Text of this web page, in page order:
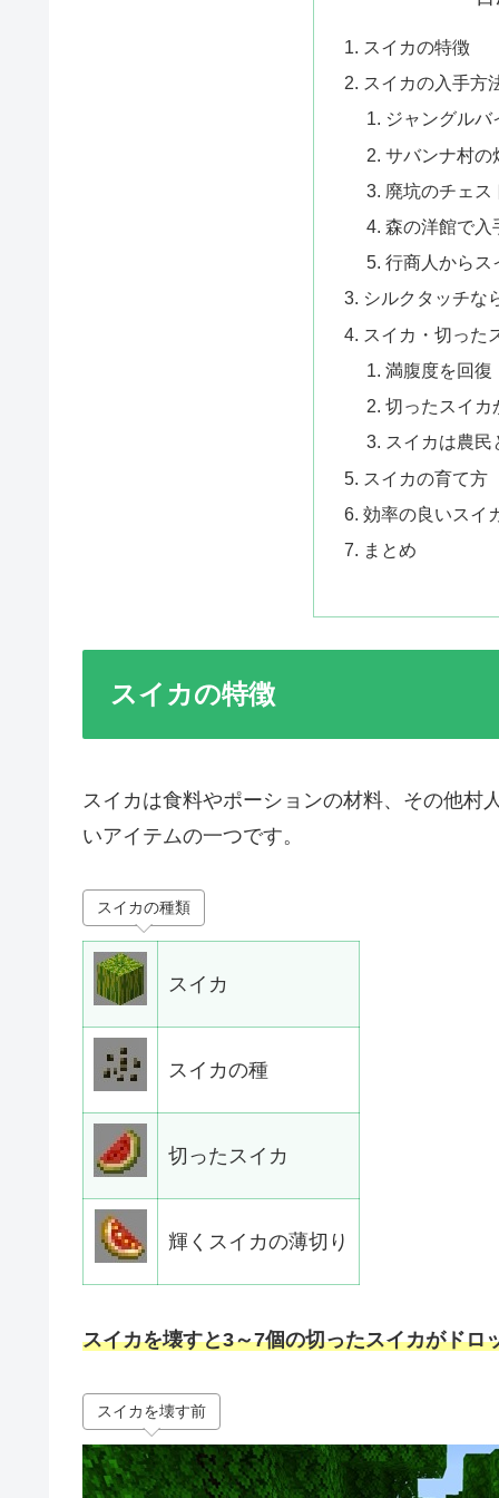
スイカの特徴
スイカの入手方
ジャングル
サバンナ村の
廃坑のチェス
森の洋館で入
行商人からス
シルクタッチな
スイカ・切った
満腹度を回復
切ったスイカ
スイカは農
スイカの育て方
効率の良いスイ
まとめ
スイカの特徴
スイカは食料やポーションの材料、その他村
いアイテムの一つです。
スイカの種類
スイカ
スイカの種
切ったスイカ
輝くスイカの薄切り
スイカを壊すと3～7個の切ったスイカがドロ
スイカを壊す前